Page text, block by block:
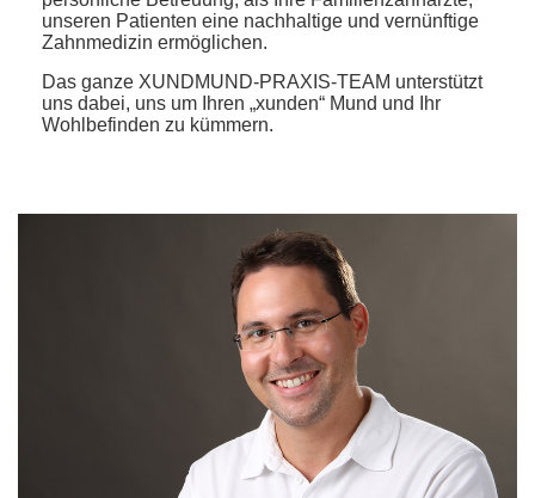
unseren Patienten eine nachhaltige und vernünftige
Zahnmedizin ermöglichen.
Das ganze XUNDMUND-PRAXIS-TEAM unterstützt
uns dabei, uns um Ihren „xunden“ Mund und Ihr
Wohlbefinden zu kümmern.